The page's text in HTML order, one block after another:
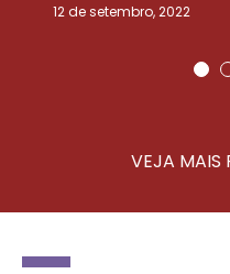
12 de setembro, 2022
VEJA MAIS